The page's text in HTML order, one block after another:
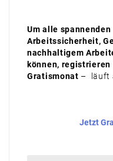
Um alle
Arbeitssicherheit,
nachhaltigem
können,
Gratismonat – läuft
Jetzt